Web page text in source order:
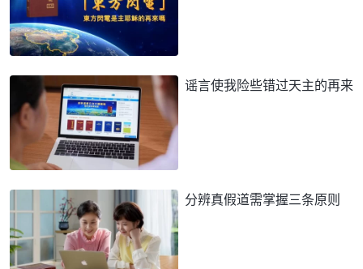
谣言使我险些错过天主的再来
分辨真假道需掌握三条原则